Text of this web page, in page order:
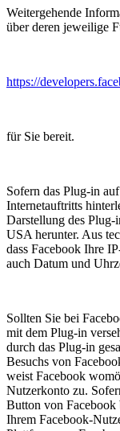
Weitergehende
über deren jeweilige
https://
für Sie bereit.
Sofern das Plug-in
Internetauftritts
Darstellung des Plug-
USA herunter. Aus
dass Facebook Ihre
auch Datum und
Sollten Sie bei
mit dem Plug-in
durch das Plug-in
Besuchs von
weist Facebook
Nutzerkonto zu.
Button von Facebook
Ihrem Facebook-